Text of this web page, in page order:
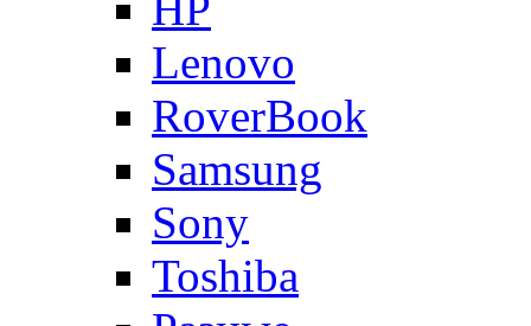
Lenovo
RoverBook
Samsung
Sony
Toshiba